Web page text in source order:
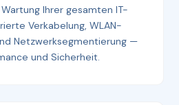
Ihrer gesamten IT-
Verkabelung, WLAN-
Netzwerksegmentierung —
und Sicherheit.